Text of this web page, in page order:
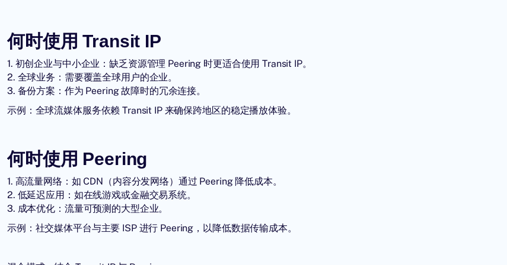
何时使用 Transit IP
1. 初创企业与中小企业：缺乏资源管理 Peering 时更适合使用 Transit IP。
2. 全球业务：需要覆盖全球用户的企业。
3. 备份方案：作为 Peering 故障时的冗余连接。
示例：全球流媒体服务依赖 Transit IP 来确保跨地区的稳定播放体验。
何时使用 Peering
1. 高流量网络：如 CDN（内容分发网络）通过 Peering 降低成本。
2. 低延迟应用：如在线游戏或金融交易系统。
3. 成本优化：流量可预测的大型企业。
示例：社交媒体平台与主要 ISP 进行 Peering，以降低数据传输成本。